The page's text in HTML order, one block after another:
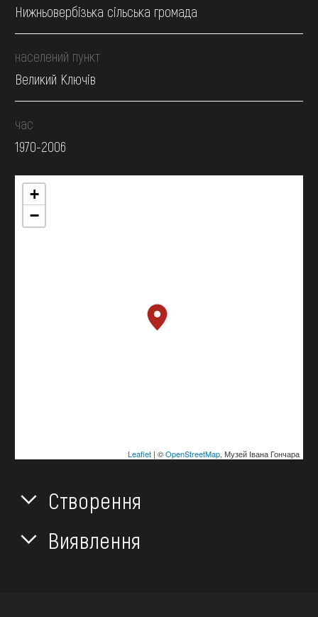
Нижньовербізька сільська громада
населений пункт
Великий Ключів
час
1970-2006
+
−
Leaflet| ©OpenStreetMap, Музей Івана Гончара
Створення
Виявлення